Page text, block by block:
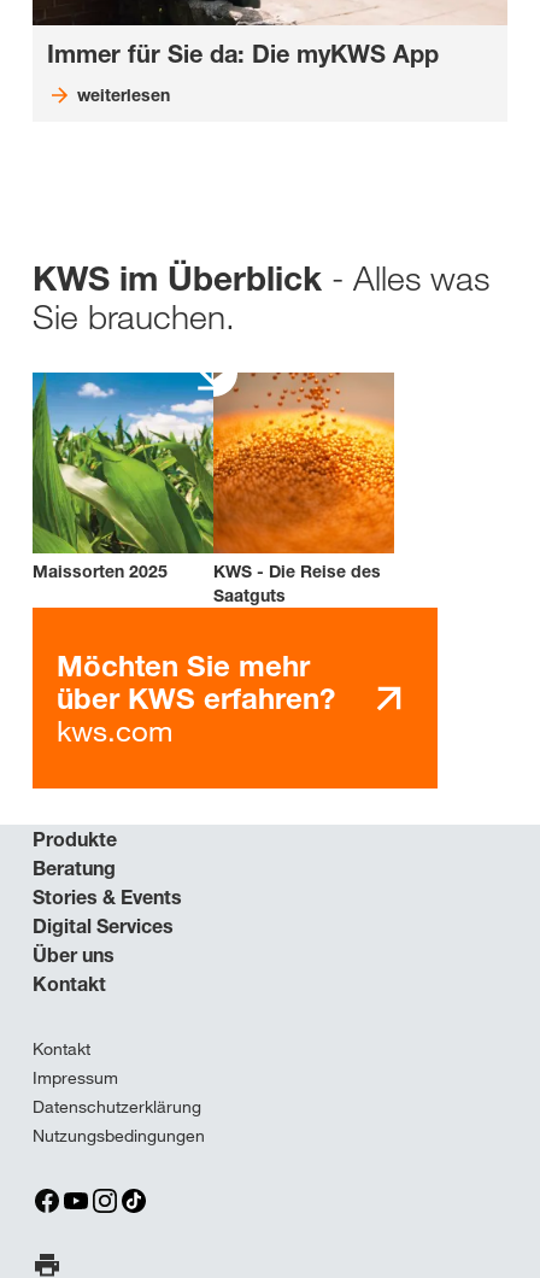
Immer für Sie da: Die myKWS App
weiterlesen
KWS im Überblick - Alles was
Sie brauchen.
Maissorten 2025
KWS - Die Reise des
Saatguts
Möchten Sie mehr
über KWS erfahren?
kws.com
Produkte
Beratung
Stories & Events
Digital Services
Über uns
Kontakt
Kontakt
Impressum
Datenschutzerklärung
Nutzungsbedingungen
Seite ausdrucken